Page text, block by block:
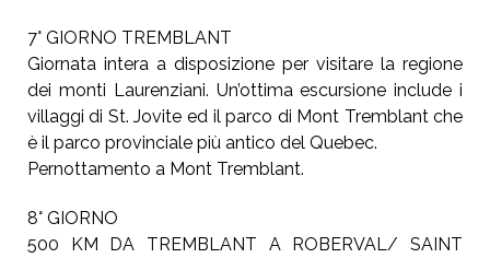
7° GIORNO TREMBLANT
Giornata intera a disposizione per visitare la regione
dei monti Laurenziani. Un’ottima escursione includei
villaggi di St. Jovite ed il parco di Mont Tremblantche
è il parco provinciale più antico del Quebec.
Pernottamento a Mont Tremblant.
8° GIORNO
500 KM DA TREMBLANT A ROBERVAL/SAINT